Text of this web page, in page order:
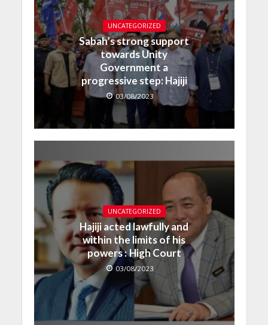
UNCATEGORIZED
Sabah’s strong support
towards Unity
Government a
progressive step: Hajiji
03/08/2023
UNCATEGORIZED
Hajiji acted lawfully and
within the limits of his
powers : High Court
03/08/2023